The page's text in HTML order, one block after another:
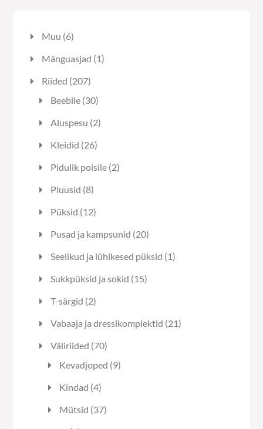
Muu 66
toodet
Mänguasjad 11
Riided 207207
toodet
Beebile 3030
Aluspesu 22
Kleidid 2626
toodet
Pidulik poisile 22
Pluusid 88
Püksid 1212
Pusad ja kampsunid 2020
toodet
Seelikud ja lühikesed püksid 11
Sukkpüksid ja sokid 1515
T-särgid 22
Vabaaja ja dressikomplektid 2121
Väliriided 7070
toodet
Kevadjoped 99
Kindad 44
Mütsid 3737